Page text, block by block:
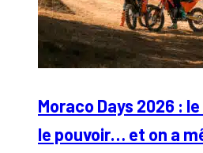
Moraco Days 2026 :
le pouvoir… et on a